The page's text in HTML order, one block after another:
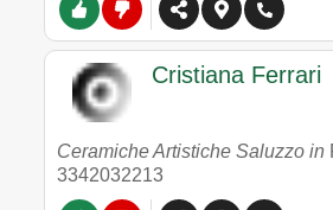
Cristiana Ferrari
Ceramiche Artistiche Saluzzo in
3342032213